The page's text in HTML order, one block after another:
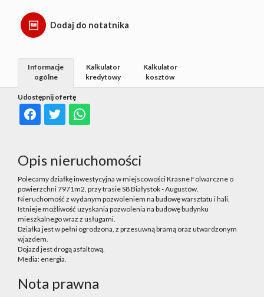
Dodaj do notatnika
Udostępnij ofertę
Informacje
ogólne
Kalkulator
kredytowy
Kalkulator
kosztów
Opis nieruchomości
Polecamy działkę inwestycyjna w miejscowości Krasne Folwarczne o
powierzchni 7971m2, przy trasie S8 Białystok - Augustów.
Nieruchomość z wydanym pozwoleniem na budowę warsztatu i hali.
Istnieje możliwość uzyskania pozwolenia na budowę budynku
mieszkalnego wraz z usługami.
Działka jest w pełni ogrodzona, z przesuwną bramą oraz utwardzonym
wjazdem.
Dojazd jest drogą asfaltową.
Media: energia.
Nota prawna